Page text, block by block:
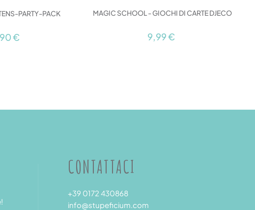
PARTY-PACK
€
MAGIC SCHOOL - GIOCHI DI CARTE DJECO
9,99 €
CONTATTACI
+39 0172 430868
info@stupeficium.com